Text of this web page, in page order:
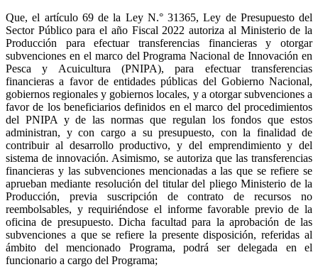
Que, el artículo 69 de la Ley N.° 31365, Ley de Presupuesto del
Sector Público para el año Fiscal 2022 autoriza al Ministerio de la
Producción para efectuar transferencias financieras y otorgar
subvenciones en el marco del Programa Nacional de Innovación en
Pesca y Acuicultura (PNIPA), para efectuar transferencias
financieras a favor de entidades públicas del Gobierno Nacional,
gobiernos regionales y gobiernos locales, y a otorgar subvenciones a
favor de los beneficiarios definidos en el marco del procedimientos
del PNIPA y de las normas que regulan los fondos que estos
administran, y con cargo a su presupuesto, con la finalidad de
contribuir al desarrollo productivo, y del emprendimiento y del
sistema de innovación. Asimismo, se autoriza que las transferencias
financieras y las subvenciones mencionadas a las que se refiere se
aprueban mediante resolución del titular del pliego Ministerio de la
Producción, previa suscripción de contrato de recursos no
reembolsables, y requiriéndose el informe favorable previo de la
oficina de presupuesto. Dicha facultad para la aprobación de las
subvenciones a que se refiere la presente disposición, referidas al
ámbito del mencionado Programa, podrá ser delegada en el
funcionario a cargo del Programa;